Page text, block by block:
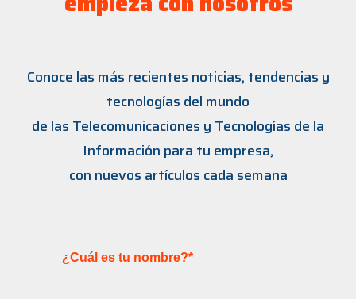
Conoce las más recientes noticias, tendencias y
tecnologías del mundo
de las Telecomunicaciones y Tecnologías de la
Información para tu empresa,
con nuevos artículos cada semana